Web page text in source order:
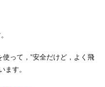
って，”安全だけど，よく飛
ます。